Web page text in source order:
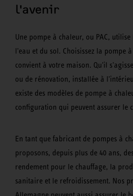
l'avenir
Une pompe à chaleur, ou PAC,
l'eau et du sol. Choisissez la pompe
convient à votre maison. Qu'il
ou de rénovation, installée à
existe des modèles de pompe à
configuration qui peuvent assurer le
En tant que fabricant de pompes à
proposons, depuis plus de 40 ans,
rendement pour le chauffage, la
sanitaire et le refroidissement. Nos